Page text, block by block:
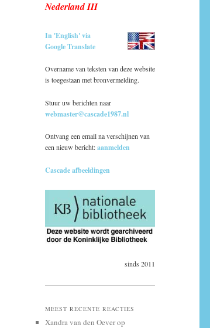
Nederland III
In 'English' via
Google Translate
Overname van teksten van deze website
is toegestaan met bronvermelding.
Stuur uw berichten naar
webmaster@cascade1987.nl
Ontvang een email na verschijnen van
een nieuw bericht:aanmelden
Cascade afbeeldingen
sinds 2011
MEEST RECENTE REACTIES
Xandra van den Oeverop